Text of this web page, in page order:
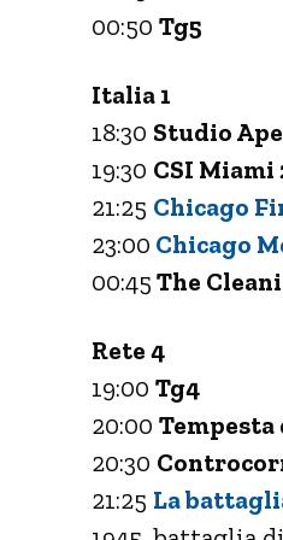
00:50 Tg5
Italia 1
18:30 Studio
19:30 CSI Miami
21:25 Chicago
23:00 Chicago
00:45 The
Rete 4
19:00 Tg4
20:00 Tempesta
20:30
21:25 La